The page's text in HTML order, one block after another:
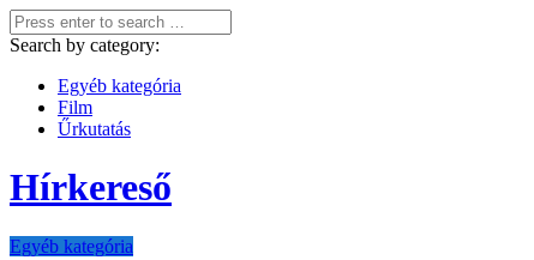
Search by category:
Egyéb kategória
Film
Űrkutatás
Hírkereső
Egyéb kategória